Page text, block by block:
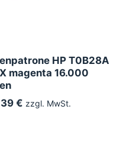
HP T0B28A
magenta 16.000
€ zzgl. MwSt.